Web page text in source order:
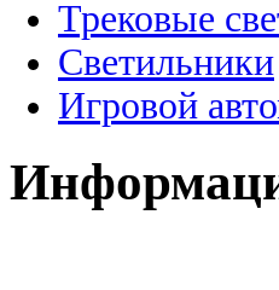
Трековые
Светильники
Игровой